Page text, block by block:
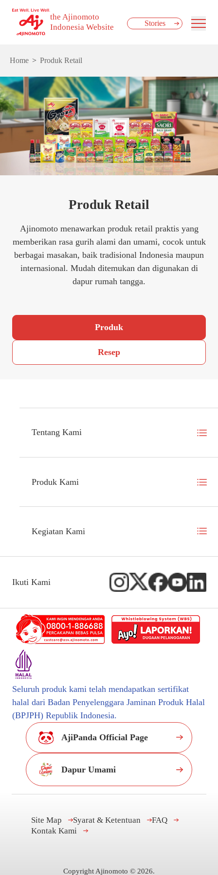
the Ajinomoto
Indonesia Website
Stories
Home Produk Retail
Produk Retail
Ajinomoto menawarkan produk retail praktis yang
memberikan rasa gurih alami dan umami, cocok untuk
berbagai masakan, baik tradisional Indonesia maupun
internasional. Mudah ditemukan dan digunakan di
dapur rumah tangga.
Produk
Resep
Tentang Kami
Produk Kami
Kegiatan Kami
Ikuti Kami
Seluruh produk kami telah mendapatkan sertifikat
halal dari Badan Penyelenggara Jaminan Produk Halal
(BPJPH) Republik Indonesia.
AjiPanda Official Page
Dapur Umami
Site Map Syarat & Ketentuan
FAQ
Kontak Kami
Copyright Ajinomoto © 2026.